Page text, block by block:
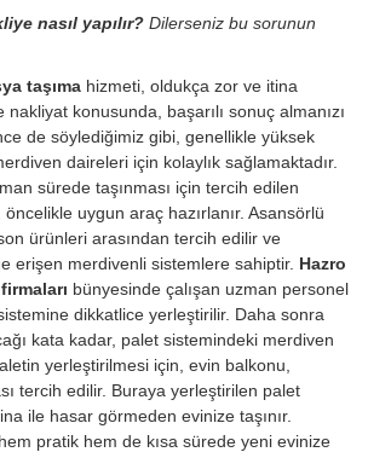
nasıl yapılır? Dilerseniz bu sorunun
taşıma hizmeti, oldukça zor ve itina
konusunda, başarılı sonuç almanızı
de söylediğimiz gibi, genellikle yüksek
daireleri için kolaylık sağlamaktadır.
sürede taşınması için tercih edilen
uygun araç hazırlanır. Asansörlü
ürünleri arasından tercih edilir ve
erişen merdivenli sistemlere sahiptir. Hazro
bünyesinde çalışan uzman personel
dikkatlice yerleştirilir. Daha sonra
kata kadar, palet sistemindeki merdiven
yerleştirilmesi için, evin balkonu,
tercih edilir. Buraya yerleştirilen palet
ile hasar görmeden evinize taşınır.
pratik hem de kısa sürede yeni evinize